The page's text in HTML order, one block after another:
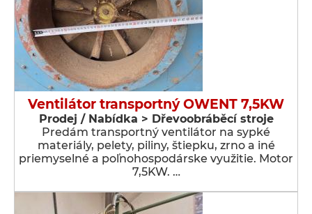
Ventilátor transportný OWENT 7,5KW
Prodej / Nabídka > Dřevoobráběcí stroje
Predám transportný ventilátor na sypké
materiály, pelety, piliny, štiepku, zrno a iné
priemyselné a poľnohospodárske využitie. Motor
7,5KW. …